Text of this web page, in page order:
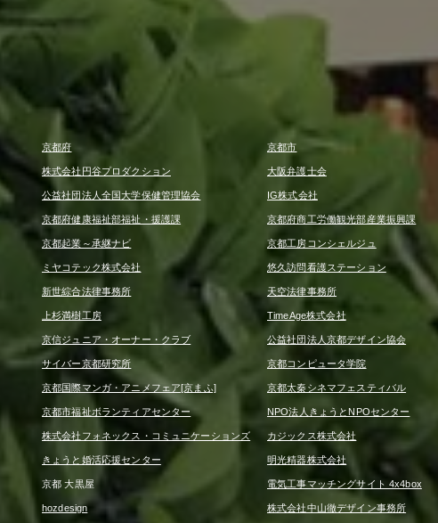
京都府 京都市
株式会社円谷プロダクション 大阪弁護士会
公益社団法人全国大学保健管理協会 IG株式会社
京都府健康福祉部福祉・援護課 京都府商工労働観光部産業振興課
京都起業～承継ナビ 京都工房コンシェルジュ
ミヤコテック株式会社 悠久訪問看護ステーション
新世綜合法律事務所 天空法律事務所
上杉満樹工房 TimeAge株式会社
京信ジュニア・オーナー・クラブ 公益社団法人京都デザイン協会
サイバー京都研究所 京都コンピュータ学院
京都国際マンガ・アニメフェア[京まふ] 京都太秦シネマフェスティバル
京都市福祉ボランティアセンター NPO法人きょうとNPOセンター
株式会社フォネックス・コミュニケーションズ カジックス株式会社
きょうと婚活応援センター 明光精器株式会社
京都 大黒屋 電気工事マッチングサイト 4x4box
hozdesign 株式会社中山徹デザイン事務所